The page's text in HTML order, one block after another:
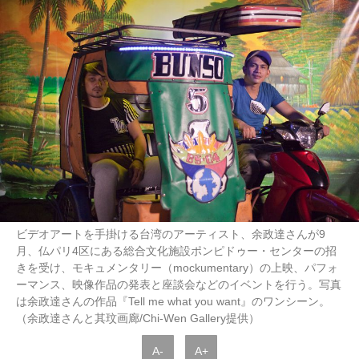
ビデオアートを手掛ける台湾のアーティスト、余政達さんが9
月、仏パリ4区にある総合文化施設ポンピドゥー・センターの招
きを受け、モキュメンタリー（mockumentary）の上映、パフォ
ーマンス、映像作品の発表と座談会などのイベントを行う。写真
は余政達さんの作品『Tell me what you want』のワンシーン。
（余政達さんと其玟画廊/Chi-Wen Gallery提供）
A- A+